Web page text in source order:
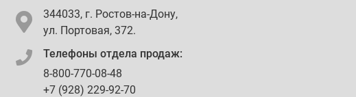
344033, г. Ростов-на-Дону,
ул. Портовая, 372.
Телефоны отдела продаж:
8-800-770-08-48
+7 (928) 229-92-70